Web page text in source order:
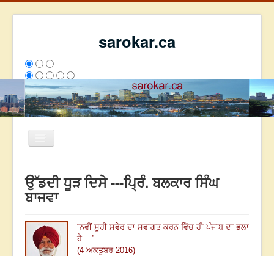
sarokar.ca
Toggle
ਰਚਨਾਵਾਂ
ਸੰਪਰਕ
We have 221 guests and no members online
ਉੱਡਦੀ ਧੂੜ ਦਿਸੇ ---ਪ੍ਰਿੰ. ਬਲਕਾਰ ਸਿੰਘ
ਬਾਜਵਾ
“ਨਵੀਂਸੂਹੀ ਸਵੇਰ ਦਾ ਸਵਾਗਤ ਕਰਨ ਵਿੱਚ ਹੀ ਪੰਜਾਬ ਦਾ ਭਲਾ
ਹੈ ...”
(4 ਅਕਤੂਬਰ 2016)